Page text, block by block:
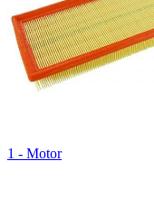
1 - Motor